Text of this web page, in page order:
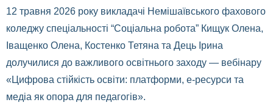
12 травня 2026 року викладачі Немішаївського фахового
коледжу спеціальності “Соціальна робота” Кищук Олена,
Іващенко Олена, Костенко Тетяна та Дець Ірина
долучилися до важливого освітнього заходу — вебінару
«Цифрова стійкість освіти: платформи, е-ресурси та
медіа як опора для педагогів».